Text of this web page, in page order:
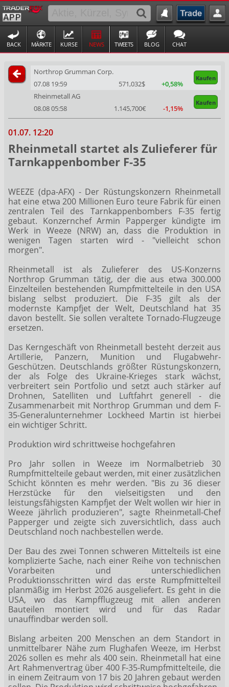
BACK MÄRKTE KURSE NEWS TWEETS BLOG CHAT
Northrop Grumman Corp.
Kaufen
07.08 19:59 571,032$
+0,58%
Rheinmetall AG
Kaufen
08.08 05:58 1.145,700€ -1,15%
01.07. 12:20
Rheinmetall startet als Zulieferer für
Tarnkappenbomber F-35
WEEZE (dpa-AFX) - Der Rüstungskonzern Rheinmetall
hat eine etwa 200 Millionen Euro teure Fabrik für einen
zentralen Teil des Tarnkappenbombers F-35 fertig
gebaut. Konzernchef Armin Papperger kündigte im
Werk in Weeze (NRW) an, dass die Produktion in
wenigen Tagen starten wird - "vielleicht schon
morgen".
Rheinmetall ist als Zulieferer des US-Konzerns
Northrop Grumman tätig, der die aus etwa 300.000
Einzelteilen bestehenden Rumpfmittelteile in den USA
bislang selbst produziert. Die F-35 gilt als der
modernste Kampfjet der Welt, Deutschland hat 35
davon bestellt. Sie sollen veraltete Tornado-Flugzeuge
ersetzen.
Das Kerngeschäft von Rheinmetall besteht derzeit aus
Artillerie, Panzern, Munition und Flugabwehr-
Geschützen. Deutschlands größter Rüstungskonzern,
der als Folge des Ukraine-Krieges stark wächst,
verbreitert sein Portfolio und setzt auch stärker auf
Drohnen, Satelliten und Luftfahrt generell - die
Zusammenarbeit mit Northrop Grumman und dem F-
35-Generalunternehmer Lockheed Martin ist hierbei
ein wichtiger Schritt.
Produktion wird schrittweise hochgefahren
Pro Jahr sollen in Weeze im Normalbetrieb 30
Rumpfmittelteile gebaut werden, mit einer zusätzlichen
Schicht könnten es mehr werden. "Bis zu 36 dieser
Herzstücke für den vielseitigsten und den
leistungsfähigsten Kampfjet der Welt wollen wir hier in
Weeze jährlich produzieren", sagte Rheinmetall-Chef
Papperger und zeigte sich zuversichtlich, dass auch
Deutschland noch nachbestellen werde.
Der Bau des zwei Tonnen schweren Mittelteils ist eine
komplizierte Sache, nach einer Reihe von technischen
Vorarbeiten und unterschiedlichen
Produktionsschritten wird das erste Rumpfmittelteil
planmäßig im Herbst 2026 ausgeliefert. Es geht in die
USA, wo das Kampfflugzeug mit allen anderen
Bauteilen montiert wird und für das Radar
unauffindbar werden soll.
Bislang arbeiten 200 Menschen an dem Standort in
unmittelbarer Nähe zum Flughafen Weeze, im Herbst
2026 sollen es mehr als 400 sein. Rheinmetall hat eine
Art Rahmenvertrag über 400 F-35-Rumpfmittelteile, die
in einem Zeitraum von 17 bis 20 Jahren gebaut werden